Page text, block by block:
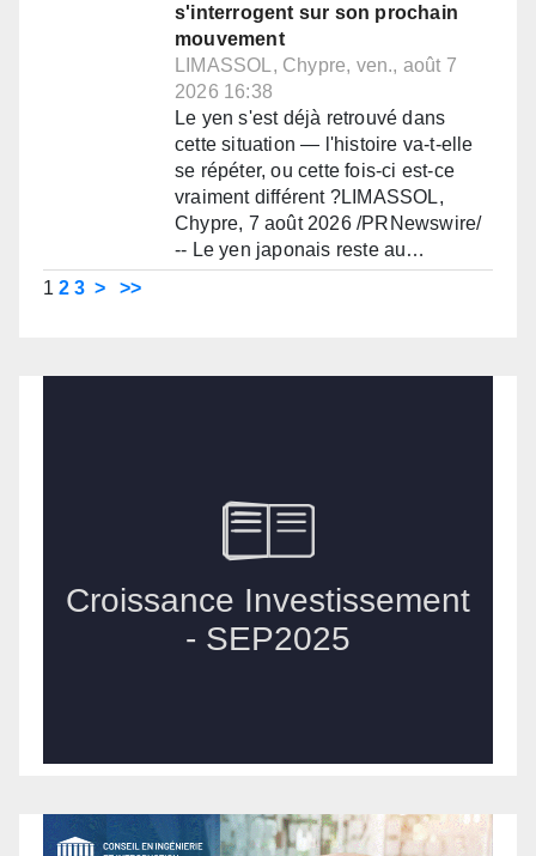
s'interrogent sur son prochain
mouvement
LIMASSOL, Chypre, ven., août 7
2026 16:38
Le yen s'est déjà retrouvé dans
cette situation — l'histoire va-t-elle
se répéter, ou cette fois-ci est-ce
vraiment différent ?LIMASSOL,
Chypre, 7 août 2026 /PRNewswire/
-- Le yen japonais reste au…
1 2 3 > >>